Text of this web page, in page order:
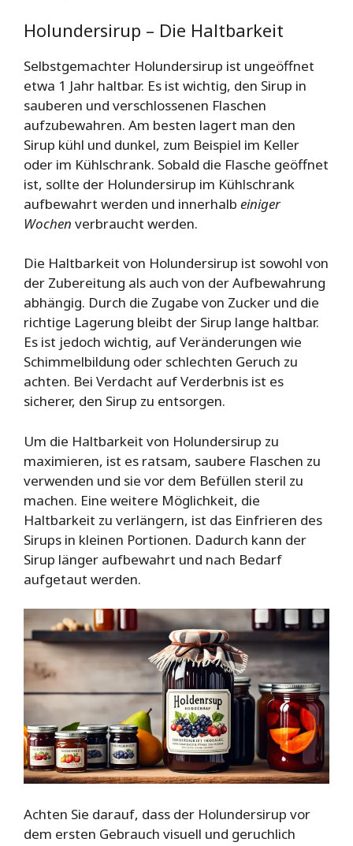
Holundersirup – Die Haltbarkeit
Selbstgemachter Holundersirup ist ungeöffnet
etwa 1 Jahr haltbar. Es ist wichtig, den Sirup in
sauberen und verschlossenen Flaschen
aufzubewahren. Am besten lagert man den
Sirup kühl und dunkel, zum Beispiel im Keller
oder im Kühlschrank. Sobald die Flasche geöffnet
ist, sollte der Holundersirup im Kühlschrank
aufbewahrt werden und innerhalb einiger
Wochen verbraucht werden.
Die Haltbarkeit von Holundersirup ist sowohl von
der Zubereitung als auch von der Aufbewahrung
abhängig. Durch die Zugabe von Zucker und die
richtige Lagerung bleibt der Sirup lange haltbar.
Es ist jedoch wichtig, auf Veränderungen wie
Schimmelbildung oder schlechten Geruch zu
achten. Bei Verdacht auf Verderbnis ist es
sicherer, den Sirup zu entsorgen.
Um die Haltbarkeit von Holundersirup zu
maximieren, ist es ratsam, saubere Flaschen zu
verwenden und sie vor dem Befüllen steril zu
machen. Eine weitere Möglichkeit, die
Haltbarkeit zu verlängern, ist das Einfrieren des
Sirups in kleinen Portionen. Dadurch kann der
Sirup länger aufbewahrt und nach Bedarf
aufgetaut werden.
Achten Sie darauf, dass der Holundersirup vor
dem ersten Gebrauch visuell und geruchlich